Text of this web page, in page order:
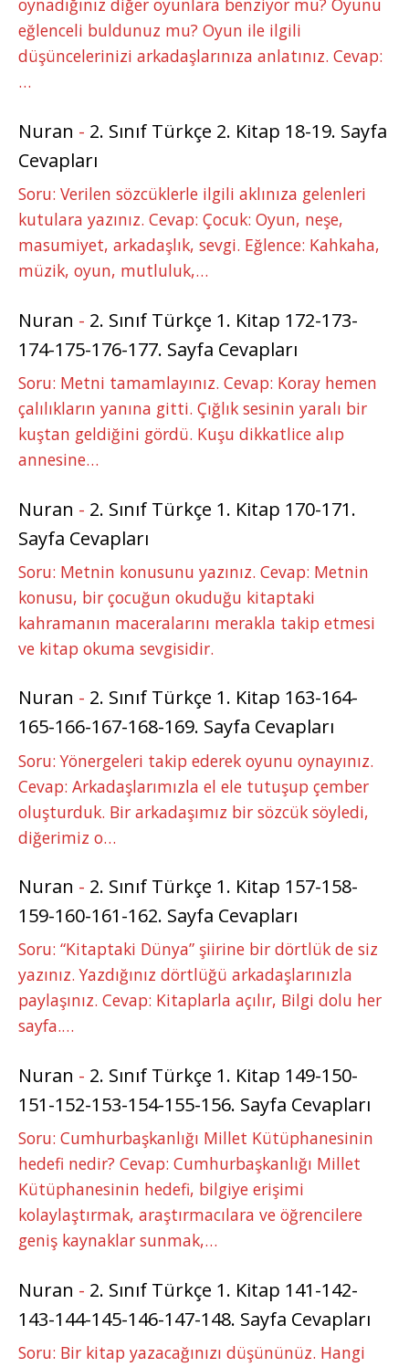
oynadığınız diğer oyunlara benziyor mu? Oyunu
eğlenceli buldunuz mu? Oyun ile ilgili
düşüncelerinizi arkadaşlarınıza anlatınız. Cevap:
…
Nuran - 2. Sınıf Türkçe 2. Kitap 18-19. Sayfa
Cevapları
Soru: Verilen sözcüklerle ilgili aklınıza gelenleri
kutulara yazınız. Cevap: Çocuk: Oyun, neşe,
masumiyet, arkadaşlık, sevgi. Eğlence: Kahkaha,
müzik, oyun, mutluluk,…
Nuran - 2. Sınıf Türkçe 1. Kitap 172-173-
174-175-176-177. Sayfa Cevapları
Soru: Metni tamamlayınız. Cevap: Koray hemen
çalılıkların yanına gitti. Çığlık sesinin yaralı bir
kuştan geldiğini gördü. Kuşu dikkatlice alıp
annesine…
Nuran - 2. Sınıf Türkçe 1. Kitap 170-171.
Sayfa Cevapları
Soru: Metnin konusunu yazınız. Cevap: Metnin
konusu, bir çocuğun okuduğu kitaptaki
kahramanın maceralarını merakla takip etmesi
ve kitap okuma sevgisidir.
Nuran - 2. Sınıf Türkçe 1. Kitap 163-164-
165-166-167-168-169. Sayfa Cevapları
Soru: Yönergeleri takip ederek oyunu oynayınız.
Cevap: Arkadaşlarımızla el ele tutuşup çember
oluşturduk. Bir arkadaşımız bir sözcük söyledi,
diğerimiz o…
Nuran - 2. Sınıf Türkçe 1. Kitap 157-158-
159-160-161-162. Sayfa Cevapları
Soru: “Kitaptaki Dünya” şiirine bir dörtlük de siz
yazınız. Yazdığınız dörtlüğü arkadaşlarınızla
paylaşınız. Cevap: Kitaplarla açılır, Bilgi dolu her
sayfa.…
Nuran - 2. Sınıf Türkçe 1. Kitap 149-150-
151-152-153-154-155-156. Sayfa Cevapları
Soru: Cumhurbaşkanlığı Millet Kütüphanesinin
hedefi nedir? Cevap: Cumhurbaşkanlığı Millet
Kütüphanesinin hedefi, bilgiye erişimi
kolaylaştırmak, araştırmacılara ve öğrencilere
geniş kaynaklar sunmak,…
Nuran - 2. Sınıf Türkçe 1. Kitap 141-142-
143-144-145-146-147-148. Sayfa Cevapları
Soru: Bir kitap yazacağınızı düşününüz. Hangi